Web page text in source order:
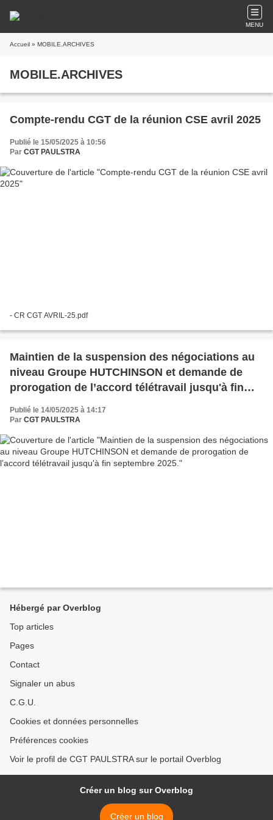
MENU
Accueil » MOBILE.ARCHIVES
MOBILE.ARCHIVES
Compte-rendu CGT de la réunion CSE avril 2025
Publié le 15/05/2025 à 10:56
Par CGT PAULSTRA
- CR CGT AVRIL-25.pdf
Maintien de la suspension des négociations au
niveau Groupe HUTCHINSON et demande de
prorogation de l’accord télétravail jusqu'à fin
Publié le 14/05/2025 à 14:17
Par CGT PAULSTRA
Hébergé par Overblog
Top articles
Pages
Contact
Signaler un abus
C.G.U.
Cookies et données personnelles
Préférences cookies
Voir le profil de CGT PAULSTRA sur le portail Overblog
Créer un blog sur Overblog
Créer un blog